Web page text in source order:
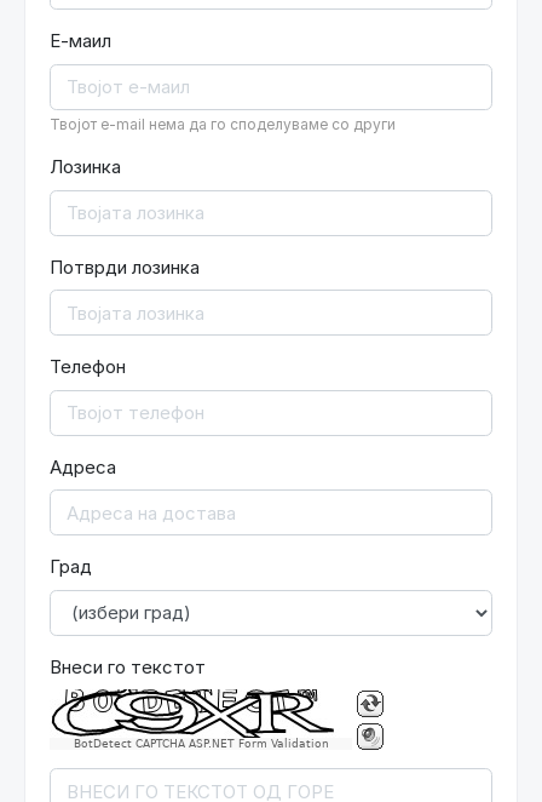
Е-маил
Твојот e-mail нема да го споделуваме со други
Лозинка
Потврди лозинка
Телефон
Адреса
Град
Внеси го текстот
BotDetect CAPTCHA ASP.NET Form Validation